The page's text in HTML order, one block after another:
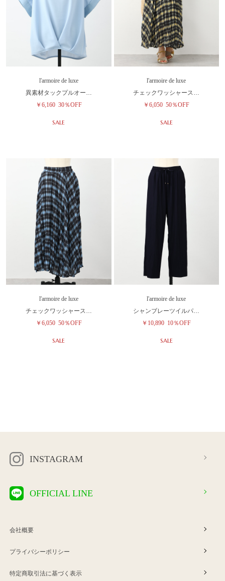
l'armoire de luxe
異素材タックプルオー…
￥6,160 30％OFF
SALE
l'armoire de luxe
チェックワッシャース…
￥6,050 50％OFF
SALE
l'armoire de luxe
チェックワッシャース…
￥6,050 50％OFF
SALE
l'armoire de luxe
シャンブレーツイルパ…
￥10,890 10％OFF
SALE
INSTAGRAM
OFFICIAL LINE
会社概要
プライバシーポリシー
特定商取引法に基づく表示